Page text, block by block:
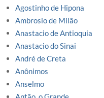
Agostinho de Hipona
Ambrosio de Milão
Anastacio de Antioquia
Anastacio do Sinai
André de Creta
Anônimos
Anselmo